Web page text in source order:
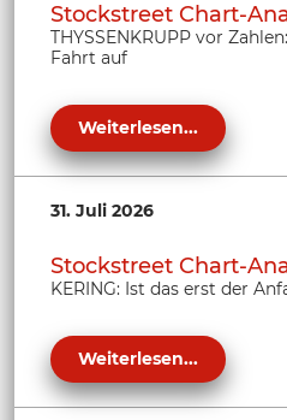
Stockstreet Chart-
THYSSENKRUPP vor
Fahrt auf
Weiterlesen...
31. Juli 2026
Stockstreet Chart-
KERING: Ist das erst der
Weiterlesen...